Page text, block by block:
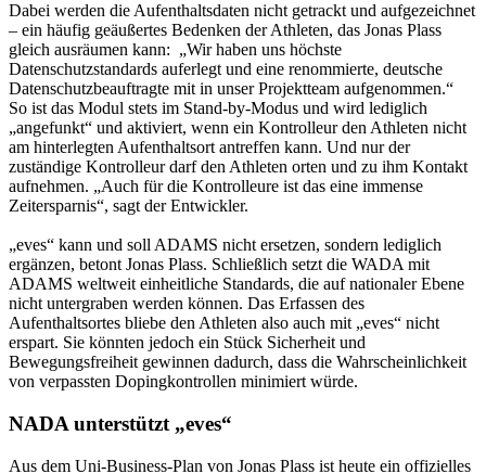
Dabei werden die Aufenthaltsdaten nicht getrackt und aufgezeichnet
– ein häufig geäußertes Bedenken der Athleten, das Jonas Plass
gleich ausräumen kann: „Wir haben uns höchste
Datenschutzstandards auferlegt und eine renommierte, deutsche
Datenschutzbeauftragte mit in unser Projektteam aufgenommen.“
So ist das Modul stets im Stand-by-Modus und wird lediglich
„angefunkt“ und aktiviert, wenn ein Kontrolleur den Athleten nicht
am hinterlegten Aufenthaltsort antreffen kann. Und nur der
zuständige Kontrolleur darf den Athleten orten und zu ihm Kontakt
aufnehmen. „Auch für die Kontrolleure ist das eine immense
Zeitersparnis“, sagt der Entwickler.
„eves“ kann und soll ADAMS nicht ersetzen, sondern lediglich
ergänzen, betont Jonas Plass. Schließlich setzt die WADA mit
ADAMS weltweit einheitliche Standards, die auf nationaler Ebene
nicht untergraben werden können. Das Erfassen des
Aufenthaltsortes bliebe den Athleten also auch mit „eves“ nicht
erspart. Sie könnten jedoch ein Stück Sicherheit und
Bewegungsfreiheit gewinnen dadurch, dass die Wahrscheinlichkeit
von verpassten Dopingkontrollen minimiert würde.
NADA unterstützt „eves“
Aus dem Uni-Business-Plan von Jonas Plass ist heute ein offizielles